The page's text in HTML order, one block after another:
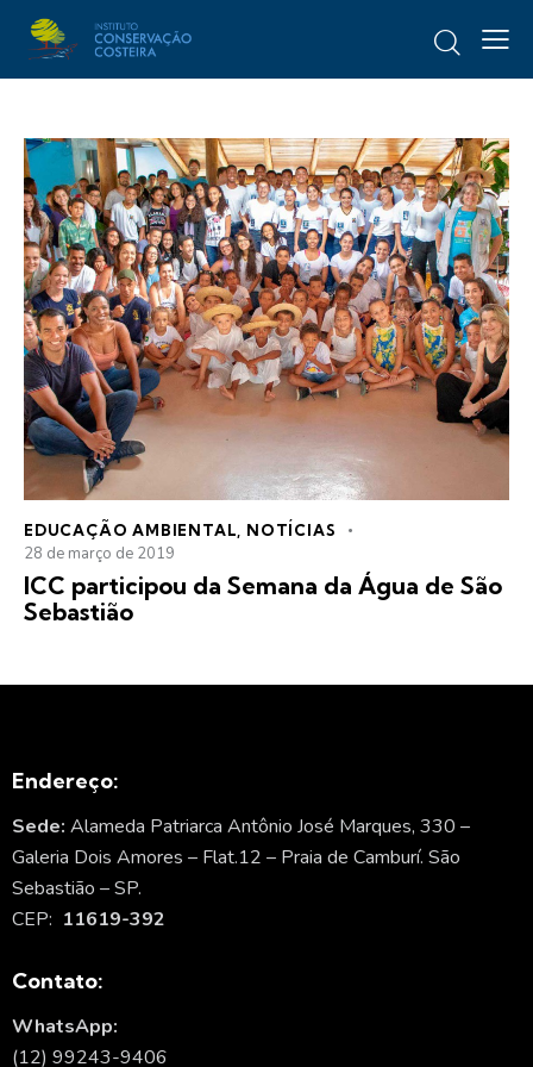
EDUCAÇÃO AMBIENTAL, NOTÍCIAS
28 de março de 2019
ICC participou da Semana da Água de São
Sebastião
Endereço:
Sede: Alameda Patriarca Antônio José Marques, 330 –
Galeria Dois Amores – Flat.12 – Praia de Camburí. São
Sebastião – SP.
CEP: 11619-392
Contato:
WhatsApp:
(12) 99243-9406